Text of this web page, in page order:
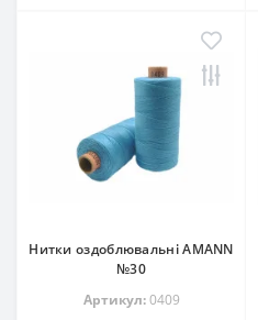
Нитки оздоблювальні AMANN
№30
Артикул:0409